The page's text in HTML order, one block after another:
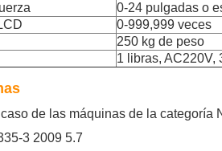
0-24 pulgadas o
0-999,999 veces
250 kg de peso
1 libras, AC220V,
de las máquinas de la categoría
3 2009 5.7